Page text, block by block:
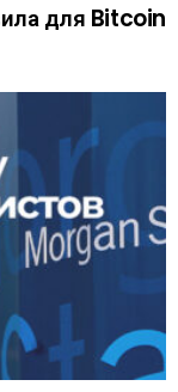
для Bitcoin